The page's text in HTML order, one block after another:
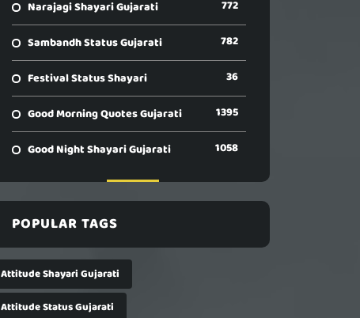
Narajagi Shayari Gujarati 772
Sambandh Status Gujarati 782
Festival Status Shayari 36
Good Morning Quotes Gujarati 1395
Good Night Shayari Gujarati 1058
POPULAR TAGS
Attitude Shayari Gujarati
Attitude Status Gujarati